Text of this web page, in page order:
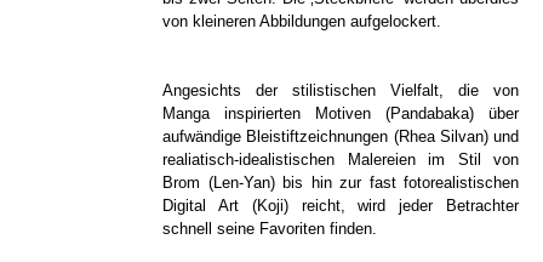
von kleineren Abbildungen aufgelockert.
Angesichts der stilistischen Vielfalt, die von
Manga inspirierten Motiven (Pandabaka) über
aufwändige Bleistiftzeichnungen (Rhea Silvan) und
realiatisch-idealistischen Malereien im Stil von
Brom (Len-Yan) bis hin zur fast fotorealistischen
Digital Art (Koji) reicht, wird jeder Betrachter
schnell seine Favoriten finden.